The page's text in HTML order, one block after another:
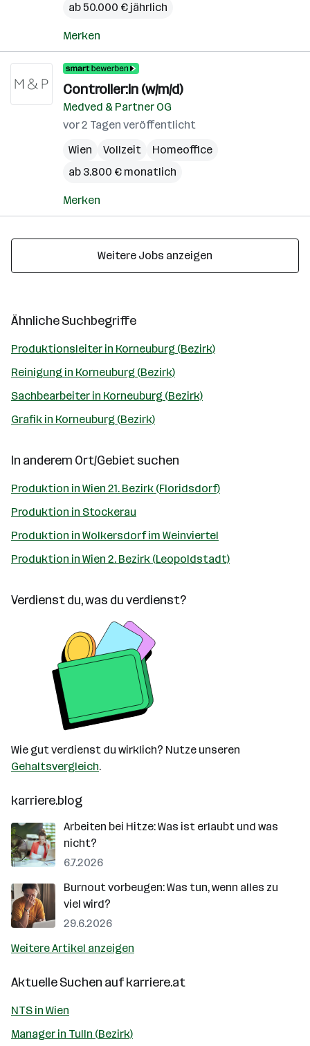
ab 50.000 € jährlich
Merken
Controller:in (w/m/d)
Medved & Partner OG
vor 2 Tagen veröffentlicht
Wien
Vollzeit
Homeoffice
ab 3.800 € monatlich
Merken
Weitere Jobs anzeigen
Ähnliche Suchbegriffe
Produktionsleiter in Korneuburg (Bezirk)
Reinigung in Korneuburg (Bezirk)
Sachbearbeiter in Korneuburg (Bezirk)
Grafik in Korneuburg (Bezirk)
In anderem Ort/Gebiet suchen
Produktion in Wien 21. Bezirk (Floridsdorf)
Produktion in Stockerau
Produktion in Wolkersdorf im Weinviertel
Produktion in Wien 2. Bezirk (Leopoldstadt)
Verdienst du, was du verdienst?
Wie gut verdienst du wirklich? Nutze unseren
Gehaltsvergleich.
karriere.blog
Arbeiten bei Hitze: Was ist erlaubt und was
nicht?
6.7.2026
Burnout vorbeugen: Was tun, wenn alles zu
viel wird?
29.6.2026
Weitere Artikel anzeigen
Aktuelle Suchen aufkarriere.at
NTS in Wien
Manager in Tulln (Bezirk)